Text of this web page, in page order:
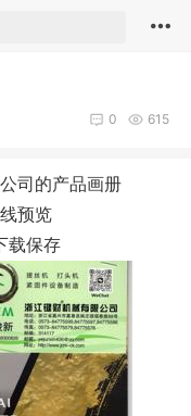
615
0
司的产品画册
预览
载保存